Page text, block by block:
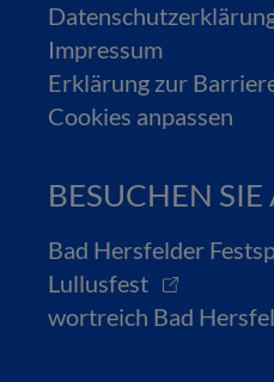
Impressum
Erklärung zur
Cookies anpassen
BESUCHEN SIE
Bad Hersfelder
Lullusfest
wortreich Bad